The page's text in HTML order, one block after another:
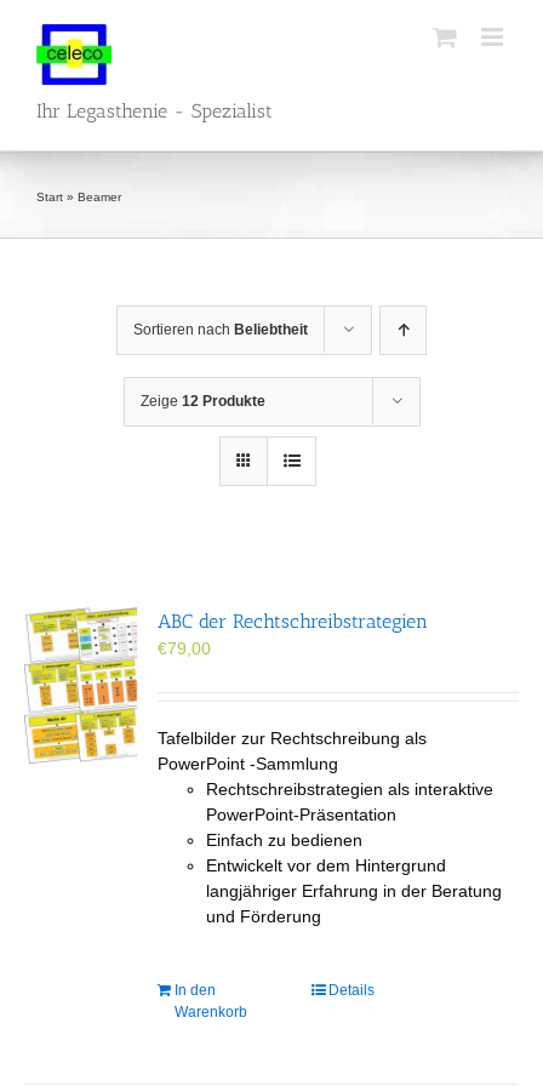
springen
Ihr Legasthenie - Spezialist
Start » Beamer
Sortieren nach Beliebtheit
Zeige 12 Produkte
ABC der Rechtschreibstrategien
€79,00
Tafelbilder zur Rechtschreibung als
PowerPoint -Sammlung
Rechtschreibstrategien als interaktive
PowerPoint-Präsentation
Einfach zu bedienen
Entwickelt vor dem Hintergrund
langjähriger Erfahrung in der Beratung
und Förderung
In den
Warenkorb
Details